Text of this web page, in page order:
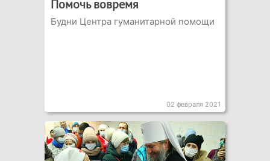
Помочь вовремя
Будни Центра гуманитарной помощи
02 февраля 2021